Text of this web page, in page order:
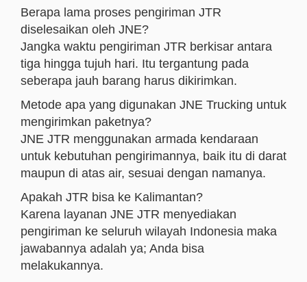
Berapa lama proses pengiriman JTR
diselesaikan oleh JNE?
Jangka waktu pengiriman JTR berkisar antara
tiga hingga tujuh hari. Itu tergantung pada
seberapa jauh barang harus dikirimkan.
Metode apa yang digunakan JNE Trucking untuk
mengirimkan paketnya?
JNE JTR menggunakan armada kendaraan
untuk kebutuhan pengirimannya, baik itu di darat
maupun di atas air, sesuai dengan namanya.
Apakah JTR bisa ke Kalimantan?
Karena layanan JNE JTR menyediakan
pengiriman ke seluruh wilayah Indonesia maka
jawabannya adalah ya; Anda bisa
melakukannya.